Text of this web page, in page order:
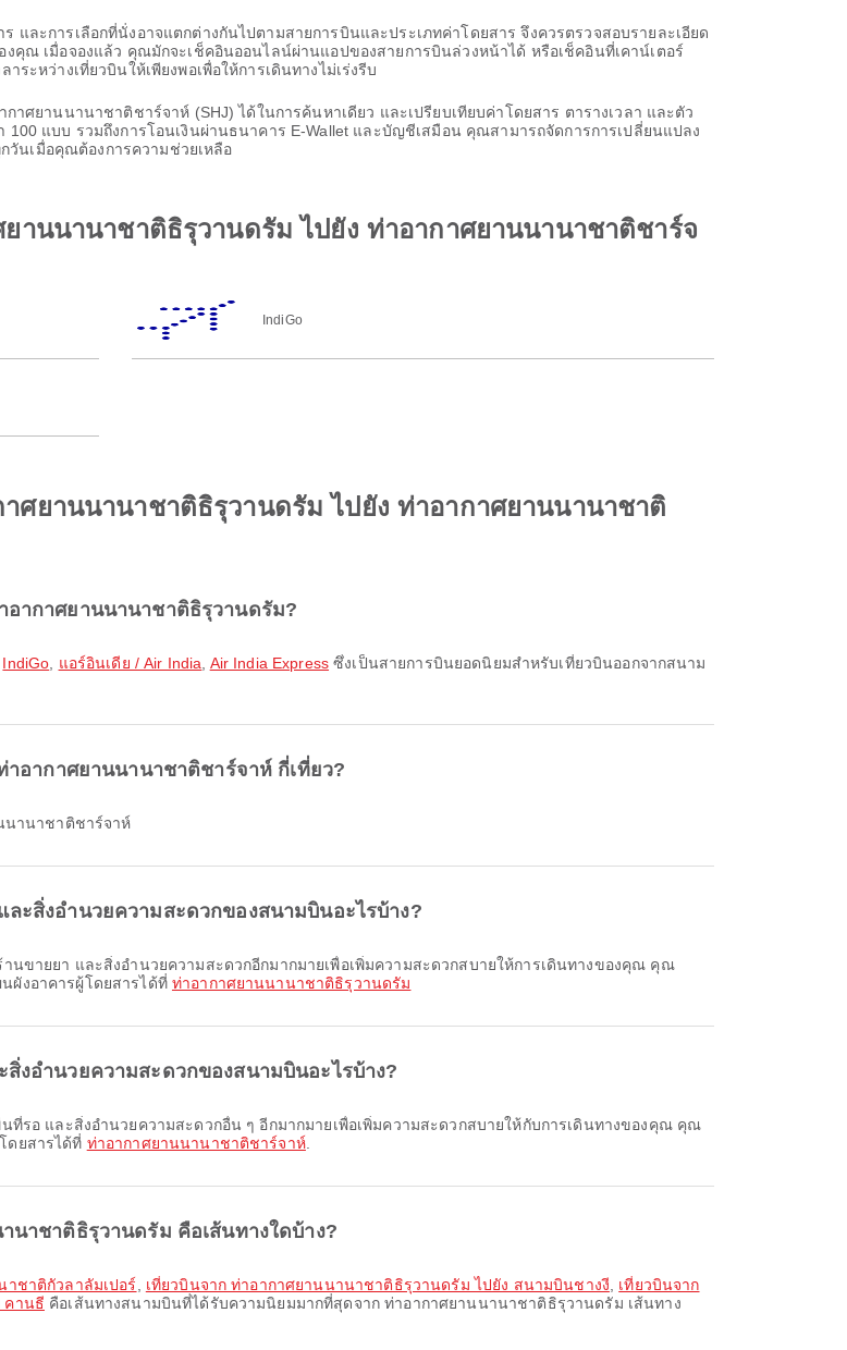
และการเลือกที่นั่งอาจแตกต่างกันไปตามสายการบินและประเภทค่าโดยสาร จึงควรตรวจสอบรายละเอียด
คุณ เมื่อจองแล้ว คุณมักจะเช็คอินออนไลน์ผ่านแอปของสายการบินล่วงหน้าได้ หรือเช็คอินที่เคาน์เตอร์
ะหว่างเที่ยวบินให้เพียงพอเพื่อให้การเดินทางไม่เร่งรีบ
ศยานนานาชาติชาร์จาห์ (SHJ) ได้ในการค้นหาเดียว และเปรียบเทียบค่าโดยสาร ตารางเวลา และตัว
100 แบบ รวมถึงการโอนเงินผ่านธนาคาร E-Wallet และบัญชีเสมือน คุณสามารถจัดการการเปลี่ยนแปลง
นเมื่อคุณต้องการความช่วยเหลือ
านนานาชาติธิรุวานดรัม ไปยัง ท่าอากาศยานนานาชาติชาร์จ
IndiGo
ศยานนานาชาติธิรุวานดรัม ไปยัง ท่าอากาศยานนานาชาติ
อากาศยานนานาชาติธิรุวานดรัม?
IndiGo แอร์อินเดีย / Air India Air India Express ซึ่งเป็นสายการบินยอดนิยมสำหรับเที่ยวบินออกจากสนาม
อากาศยานนานาชาติชาร์จาห์ กี่เที่ยว?
นานาชาติชาร์จาห์
ะสิ่งอำนวยความสะดวกของสนามบินอะไรบ้าง?
ผังอาคารผู้โดยสารได้ที่ ท่าอากาศยานนานาชาติธิรุวานดรัม
งอำนวยความสะดวกของสนามบินอะไรบ้าง?
ดยสารได้ที่ ท่าอากาศยานนานาชาติชาร์จาห์.
าชาติธิรุวานดรัม คือเส้นทางใดบ้าง?
าชาติกัวลาลัมเปอร์ เที่ยวบินจาก ท่าอากาศยานนานาชาติธิรุวานดรัม ไปยัง สนามบินชางงี
เที่ยวบินจาก
คานธี คือเส้นทางสนามบินที่ได้รับความนิยมมากที่สุดจาก ท่าอากาศยานนานาชาติธิรุวานดรัม เส้นทาง